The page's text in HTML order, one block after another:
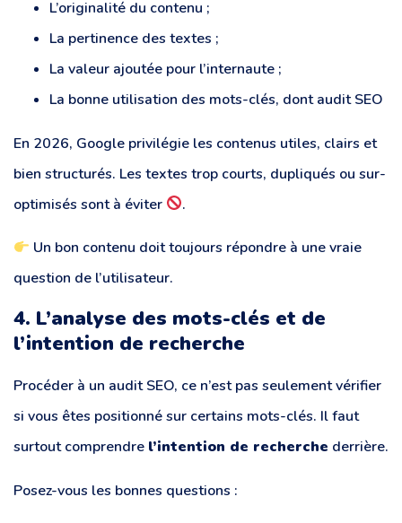
L’originalité du contenu ;
La pertinence des textes ;
La valeur ajoutée pour l’internaute ;
La bonne utilisation des mots-clés, dont audit SEO
En 2026, Google privilégie les contenus utiles, clairs et
bien structurés. Les textes trop courts, dupliqués ou sur-
optimisés sont à éviter
.
Un bon contenu doit toujours répondre à une vraie
question de l’utilisateur.
4. L’analyse des mots-clés et de
l’intention de recherche
Procéder à un audit SEO, ce n’est pas seulement vérifier
si vous êtes positionné sur certains mots-clés. Il faut
surtout comprendre l’intention de recherche derrière.
Posez-vous les bonnes questions :